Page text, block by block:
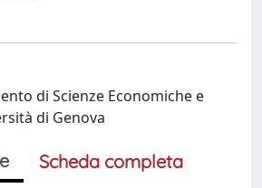
di Scienze Economiche e
di Genova
Scheda completa